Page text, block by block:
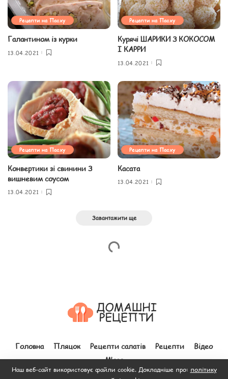
Рецепти на Пасху
Галантином із курки
13.04.2021
Рецепти на Пасху
Курячі ШАРИКИ З КОКОСОМ
І КАРРИ
13.04.2021
Рецепти на Пасху
Конвертики зі свинини З
вишневим соусом
13.04.2021
Рецепти на Пасху
Касата
13.04.2021
Завантажити ще
Головна Пляцок Рецепти салатів Рецепти
Відео
М’ясо
Наш веб-сайт використовує файли cookie. Докладніше про: політику